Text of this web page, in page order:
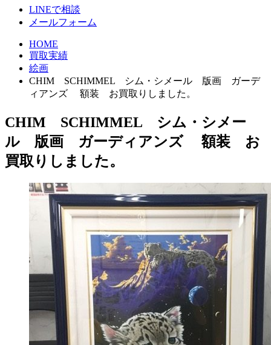
LINEで相談
メールフォーム
HOME
買取実績
絵画
CHIM SCHIMMEL シム・シメール 版画 ガーデ
ィアンズ 額装 お買取りしました。
CHIM SCHIMMEL シム・シメー
ル 版画 ガーディアンズ 額装 お
買取りしました。